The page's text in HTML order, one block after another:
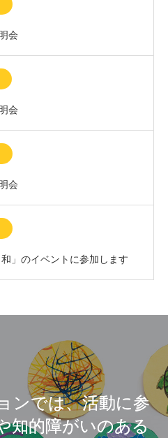
会
会
会
」のイベントに参加します
ンでは、活動に参
知的障がいのある